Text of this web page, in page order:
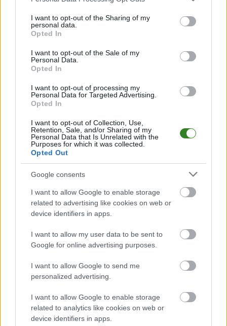
not limited to your visit or usage behaviour. You may click to
grant or deny consent to Google and its third-party tags to
use your data for below specified purposes in below Google
consent section.
I want to opt-out of the Sharing of my
personal data.
Opted In
I want to opt-out of the Sale of my
Personal Data.
Opted In
I want to opt-out of processing my
Personal Data for Targeted Advertising.
Opted In
I want to opt-out of Collection, Use,
Retention, Sale, and/or Sharing of my
Personal Data that Is Unrelated with the
Purposes for which it was collected.
Opted Out
Google consents
I want to allow Google to enable storage
related to advertising like cookies on web or
device identifiers in apps.
I want to allow my user data to be sent to
Google for online advertising purposes.
I want to allow Google to send me
personalized advertising.
I want to allow Google to enable storage
related to analytics like cookies on web or
device identifiers in apps.
Jeśli jesteś kibicem klubu Florian Ostrowy Tuszowskie lub LKS Babicha -
zaglądaj tutaj częściej. Nasz serwis regularnie dostarcza informacje o
terminach meczów, wynikach, transferach i newsach klubowych
PodkarpacieLive.pl to największa baza
bądź na bieżąco z wydarzeniami z boisk!
Analiza przed meczem: Florian Ostrowy Tuszowskie vs LKS
Florian Ostrowy Tuszowskie - LKS Babicha
odbędzie się w
ramach 22. kolejki - Rzeszów > Klasa A, gr. III. Spotkanie zostanie
Florian Ostrowy Tuszowskieprzystępuje do tego spotkania w roli
gospodarza. Jak drużyna radzi sobie w sezonie 2025/2026 rozgrywek
Rzeszów > Klasa A, gr. III przed własną publicznością? Na tej stronie
możecie zobaczyć tabelę uwzględniającą tylko mecze u siebie. W tabeli
biorącej pod uwagę tylko mecze wyjazdowe możecie natomiast
sprawdzić jak spisuje się klub
Rzeszów > Klasa A, gr. III - sytuacja w tabeli
Przed meczami 22. kolejki - Rzeszów > Klasa A, gr. III gospodarze (Florian
Ostrowy Tuszowskie) zajmują2. miejsce
Poniżej znajdziesz także ostatnie mecze obu drużyn oraz statystyki
bramkowe.
Florian Ostrowy Tuszowskie vs. LKS Babicha - relacja, wynik na
żywo, transmisja
Wynik meczu Florian Ostrowy Tuszowskie - LKS Babicha znajdziesz na
naszej stronie zaraz po jego zakończeniu. Jeżeli szukasz informacji
meczowych, zajrzyj tutaj:Florian Ostrowy Tuszowskie vs. LKS
Babicha - wynik, składy, strzelcy